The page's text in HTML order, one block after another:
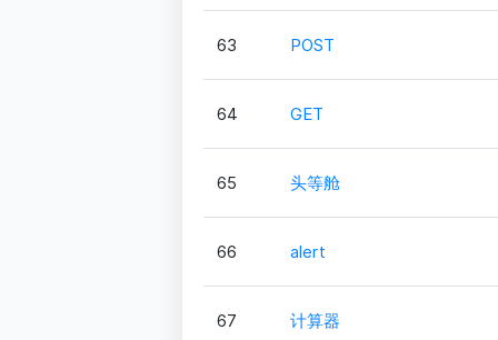
63 POST
64 GET
65 头等舱
66 alert
67 计算器